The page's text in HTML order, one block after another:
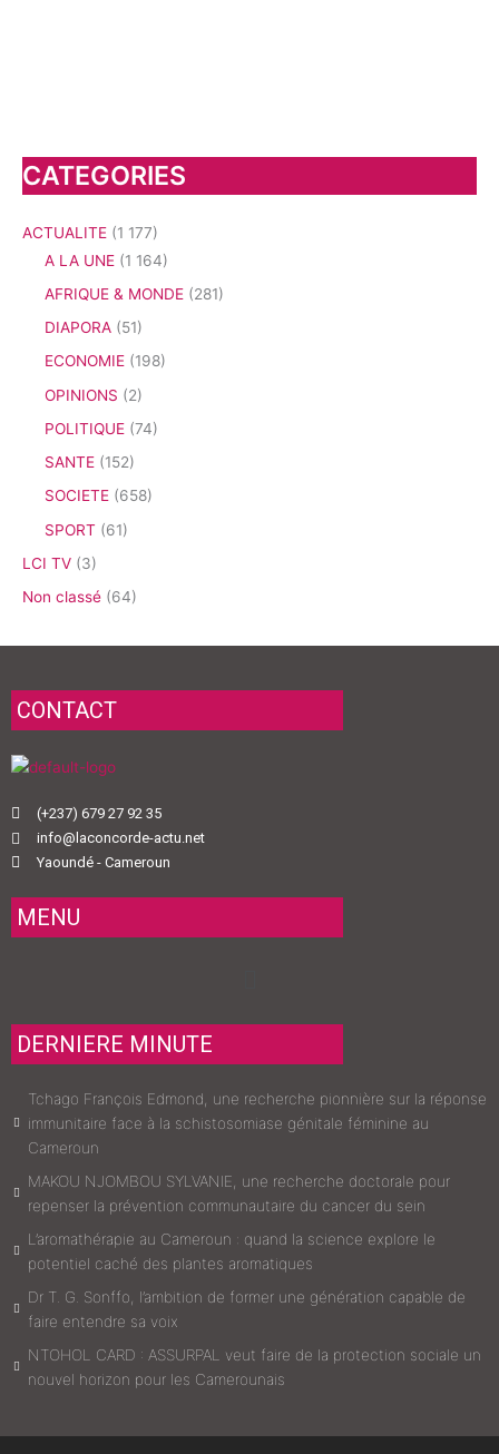
CATEGORIES
ACTUALITE (1 177)
A LA UNE (1 164)
AFRIQUE & MONDE (281)
DIAPORA (51)
ECONOMIE (198)
OPINIONS (2)
POLITIQUE (74)
SANTE (152)
SOCIETE (658)
SPORT (61)
LCI TV (3)
Non classé (64)
CONTACT
(+237) 679 27 92 35
info@laconcorde-actu.net
Yaoundé - Cameroun
MENU
DERNIERE MINUTE
Tchago François Edmond, une recherche pionnière sur la réponse
immunitaire face à la schistosomiase génitale féminine au
Cameroun
MAKOU NJOMBOU SYLVANIE, une recherche doctorale pour
repenser la prévention communautaire du cancer du sein
L’aromathérapie au Cameroun : quand la science explore le
potentiel caché des plantes aromatiques
Dr T. G. Sonffo, l’ambition de former une génération capable de
faire entendre sa voix
NTOHOL CARD : ASSURPAL veut faire de la protection sociale un
nouvel horizon pour les Camerounais